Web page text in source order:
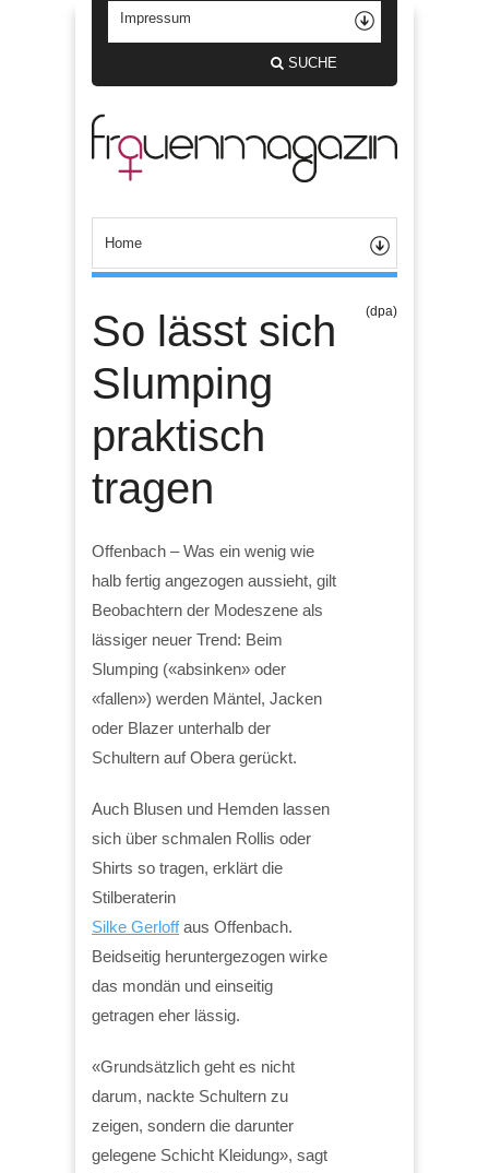
SUCHE
So lässt sich
Slumping
praktisch
tragen
(dpa)
Offenbach – Was ein wenig wie
halb fertig angezogen aussieht, gilt
Beobachtern der Modeszene als
lässiger neuer Trend: Beim
Slumping («absinken» oder
«fallen») werden Mäntel, Jacken
oder Blazer unterhalb der
Schultern auf Obera gerückt.
Auch Blusen und Hemden lassen
sich über schmalen Rollis oder
Shirts so tragen, erklärt die
Stilberaterin
Silke Gerloffaus Offenbach.
Beidseitig heruntergezogen wirke
das mondän und einseitig
getragen eher lässig.
«Grundsätzlich geht es nicht
darum, nackte Schultern zu
zeigen, sondern die darunter
gelegene Schicht Kleidung», sagt